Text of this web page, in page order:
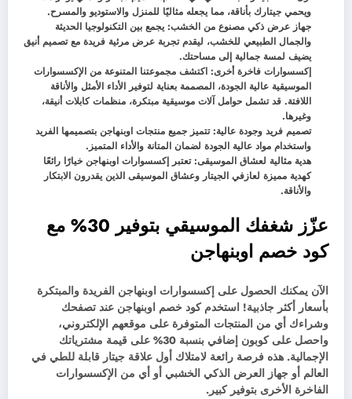
ويحمي جيتارك بأناقة، مما يجعله مثاليًا للمنزل والاستوديو والمسرح.
جهاز عرض ذكي مصنوع من الخشب: يجمع بين التكنولوجيا الحديثة
والجمال الطبيعي للخشب، ليقدم تجربة عرض مرئية فريدة مع تصميم أنيق
يضيف لمسة جمالية إلى مساحتك.
إكسسوارات فاخرة أخرى: اكتشف مجموعتنا المتنوعة من الإكسسوارات
الموسيقية عالية الجودة، المصممة بعناية لتوفير الأداء الأمثل والأناقة
اللافتة. قد تشمل حوامل آلات موسيقية مبتكرة، منظمات كابلات أنيقة،
وغيرها.
تصميم فريد وجودة عالية: تتميز جميع منتجات اوبنهاجن بتصميمها الفريد
واستخدام مواد عالية الجودة لضمان المتانة والأداء المتميز.
هدية مثالية لعشاق الموسيقى: تعتبر إكسسوارات اوبنهاجن خيارًا رائعًا
كهدية مميزة لعازفي الجيتار وعشاق الموسيقى الذين يقدرون الابتكار
والأناقة.
عزّز شغفك الموسيقي بتوفير 30% مع
كود خصم اوبنهاجن
الآن يمكنك الحصول على إكسسوارات اوبنهاجن الفريدة والمبتكرة
بأسعار أكثر جاذبية! استخدم كود خصم اوبنهاجن عند تصفحك
وشراءك أي من المنتجات المتوفرة على موقعهم الإلكتروني،
واحصل على كوبون إضافي بنسبة 30% على قيمة مشترياتك
الإجمالية. هذه فرصة رائعة لامتلاك أول علاقة جيتار قابلة للطي في
العالم أو جهاز العرض الذكي الخشبي أو أي من الإكسسوارات
الفاخرة الأخرى بتوفير كبير.